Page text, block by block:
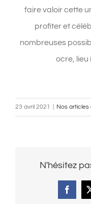
faire valoir cette
profiter et
nombreuses
ocre, lieu
23 avril 2021 Nos articles
N'hésitez